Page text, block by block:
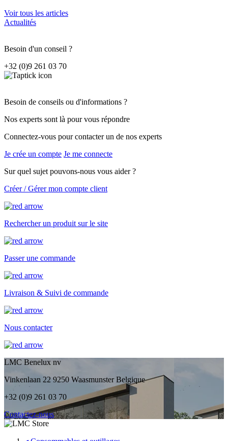
Voir tous les articles
Actualités
Besoin d'un conseil ?
+32 (0)9 261 03 70
Besoin de conseils ou d'informations ?
Nos experts sont là pour vous répondre
Connectez-vous pour contacter un de nos experts
Je crée un compte Je me connecte
Sur quel sujet pouvons-nous vous aider ?
Créer / Gérer mon compte client
Rechercher un produit sur le site
Passer une commande
Livraison & Suivi de commande
Nous contacter
LMC Benelux nv
Vinkenlaan 22 9250 Waasmunster Belgique
+32 (0)9 261 03 70
Contactez-nous